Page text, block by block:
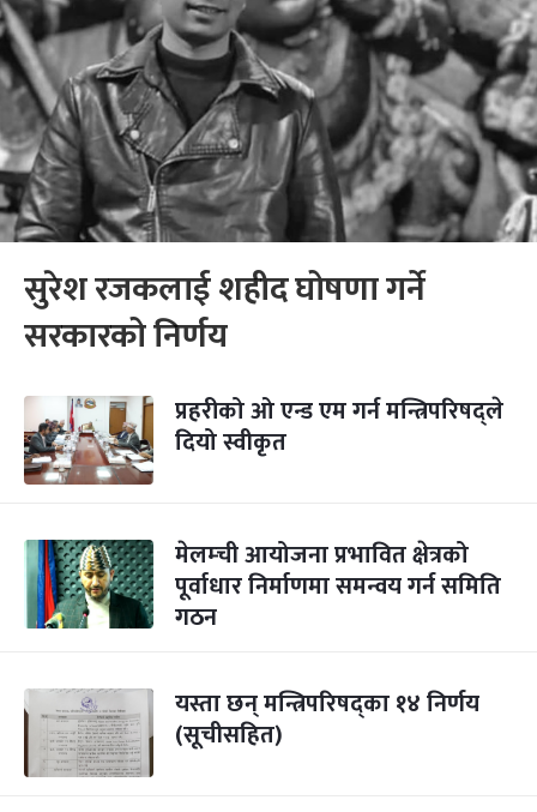
सुरेश रजकलाई शहीद घोषणा गर्ने
सरकारको निर्णय
प्रहरीको ओ एन्ड एम गर्न मन्त्रिपरिषद्ले
दियो स्वीकृत
मेलम्ची आयोजना प्रभावित क्षेत्रको
पूर्वाधार निर्माणमा समन्वय गर्न समिति
गठन
यस्ता छन् मन्त्रिपरिषद्का १४ निर्णय
(सूचीसहित)